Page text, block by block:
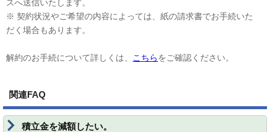
スへ送信いたします。
※ 契約状況やご希望の内容によっては、紙の請求書でお手続いた
だく場合もあります。
解約のお手続について詳しくは、 こちらをご確認ください。
関連FAQ
積立金を減額したい。